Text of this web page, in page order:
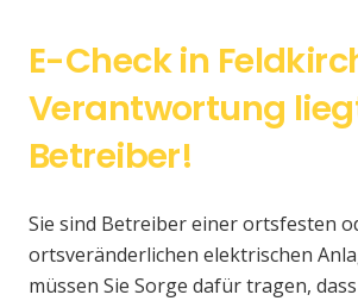
E-Check in
Verantwortung
Betreiber!
Sie sind Betreiber einer ortsfesten
ortsveränderlichen elektrischen
müssen Sie Sorge dafür tragen,